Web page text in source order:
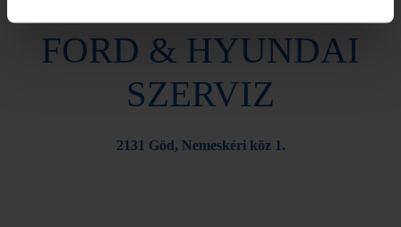
FORD & HYUNDAI
SZERVIZ
2131 Göd, Nemeskéri köz 1.